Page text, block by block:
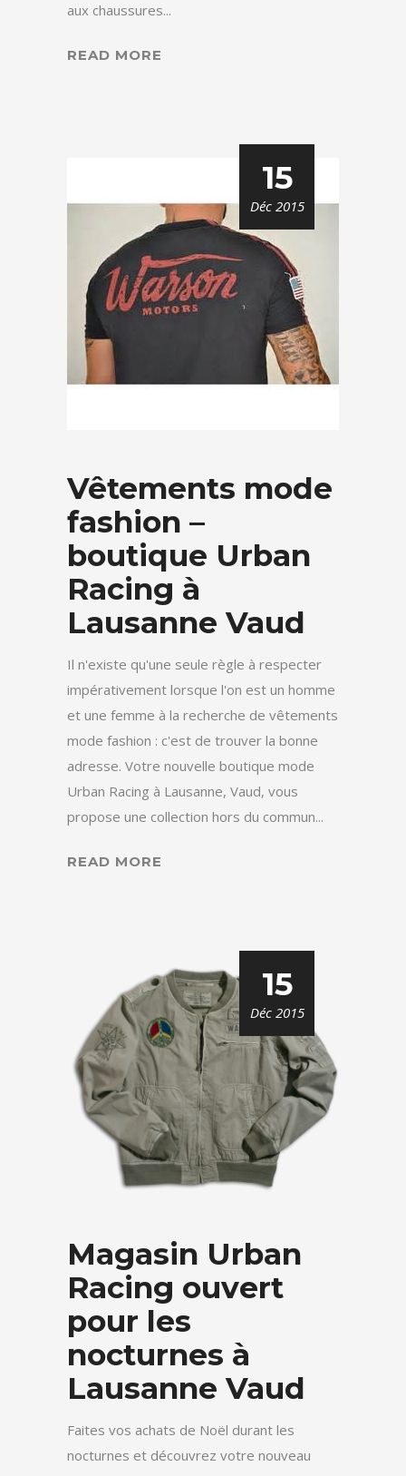
aux chaussures...
READ MORE
15
Déc 2015
Vêtements mode
fashion –
boutique Urban
Racing à
Lausanne Vaud
Il n'existe qu'une seule règle à respecter
impérativement lorsque l'on est un homme
et une femme à la recherche de vêtements
mode fashion : c'est de trouver la bonne
adresse. Votre nouvelle boutique mode
Urban Racing à Lausanne, Vaud, vous
propose une collection hors du commun...
READ MORE
15
Déc 2015
Magasin Urban
Racing ouvert
pour les
nocturnes à
Lausanne Vaud
Faites vos achats de Noël durant les
nocturnes et découvrez votre nouveau